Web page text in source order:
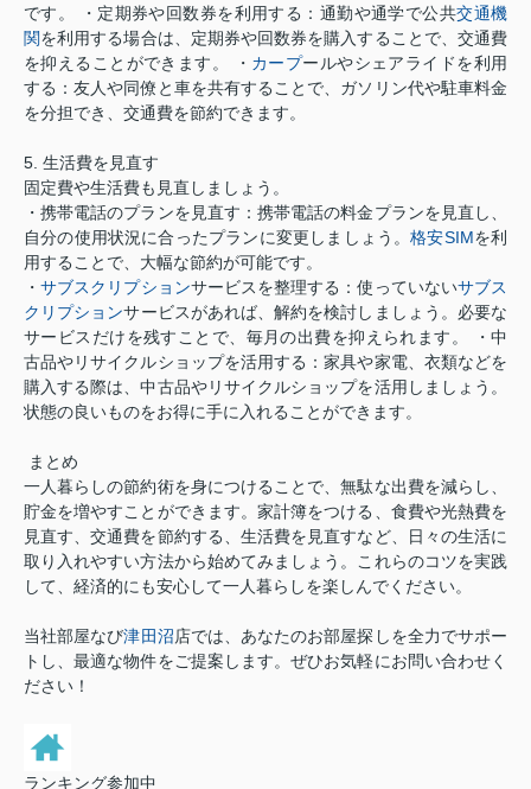
です。 ・定期券や回数券を利用する：通勤や通学で公共交通機
関を利用する場合は、定期券や回数券を購入することで、交通費
を抑えることができます。 ・ カープールやシェアライドを利用
する：友人や同僚と車を共有することで、ガソリン代や駐車料金
を分担でき、交通費を節約できます。
5. 生活費を見直す
固定費や生活費も見直しましょう。
・携帯電話のプランを見直す：携帯電話の料金プランを見直し、
自分の使用状況に合ったプランに変更しましょう。格安SIMを利
用することで、大幅な節約が可能です。
・サブスクリプションサービスを整理する：使っていないサブス
クリプションサービスがあれば、解約を検討しましょう。必要な
サービスだけを残すことで、毎月の出費を抑えられます。 ・中
古品やリサイクルショップを活用する：家具や家電、衣類などを
購入する際は、中古品やリサイクルショップを活用しましょう。
状態の良いものをお得に手に入れることができます。
まとめ
一人暮らしの節約術を身につけることで、無駄な出費を減らし、
貯金を増やすことができます。家計簿をつける、食費や光熱費を
見直す、交通費を節約する、生活費を見直すなど、日々の生活に
取り入れやすい方法から始めてみましょう。これらのコツを実践
して、経済的にも安心して一人暮らしを楽しんでください。
当社部屋なび津田沼店では、あなたのお部屋探しを全力でサポー
トし、最適な物件をご提案します。ぜひお気軽にお問い合わせく
ださい！
ランキング参加中